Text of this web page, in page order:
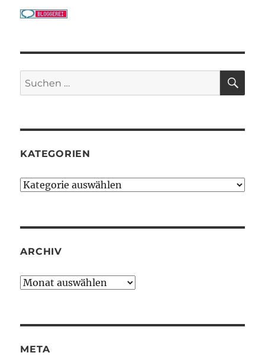
Suchen
nach:
KATEGORIEN
Kategorien
ARCHIV
Archiv
META